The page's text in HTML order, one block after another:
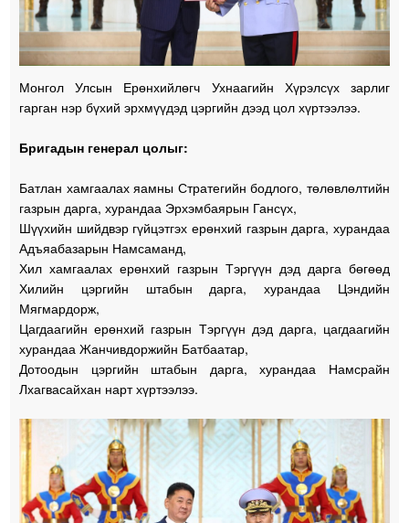
Монгол Улсын Ерөнхийлөгч Ухнаагийн Хүрэлсүх зарлиг
гарган нэр бүхий эрхмүүдэд цэргийн дээд цол хүртээлээ.
Бригадын генерал цолыг:
Батлан хамгаалах яамны Стратегийн бодлого, төлөвлөлтийн
газрын дарга, хурандаа Эрхэмбаярын Гансүх,
Шүүхийн шийдвэр гүйцэтгэх ерөнхий газрын дарга, хурандаа
Адъяабазарын Намсаманд,
Хил хамгаалах ерөнхий газрын Тэргүүн дэд дарга бөгөөд
Хилийн цэргийн штабын дарга, хурандаа Цэндийн
Мягмардорж,
Цагдаагийн ерөнхий газрын Тэргүүн дэд дарга, цагдаагийн
хурандаа Жанчивдоржийн Батбаатар,
Дотоодын цэргийн штабын дарга, хурандаа Намсрайн
Лхагвасайхан нарт хүртээлээ.